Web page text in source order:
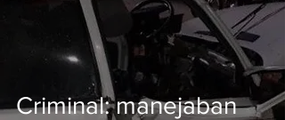
Criminal: manejaban